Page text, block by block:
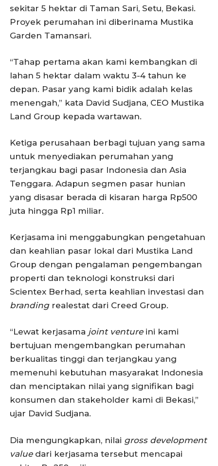
sekitar 5 hektar di Taman Sari, Setu, Bekasi.
Proyek perumahan ini diberinama Mustika
Garden Tamansari.
“Tahap pertama akan kami kembangkan di
lahan 5 hektar dalam waktu 3-4 tahun ke
depan. Pasar yang kami bidik adalah kelas
menengah,” kata David Sudjana, CEO Mustika
Land Group kepada wartawan.
Ketiga perusahaan berbagi tujuan yang sama
untuk menyediakan perumahan yang
terjangkau bagi pasar Indonesia dan Asia
Tenggara. Adapun segmen pasar hunian
yang disasar berada di kisaran harga Rp500
juta hingga Rp1 miliar.
Kerjasama ini menggabungkan pengetahuan
dan keahlian pasar lokal dari Mustika Land
Group dengan pengalaman pengembangan
properti dan teknologi konstruksi dari
Scientex Berhad, serta keahlian investasi dan
brandingrealestat dari Creed Group.
“Lewat kerjasama joint ventureini kami
bertujuan mengembangkan perumahan
berkualitas tinggi dan terjangkau yang
memenuhi kebutuhan masyarakat Indonesia
dan menciptakan nilai yang signifikan bagi
konsumen dan stakeholder kami di Bekasi,”
ujar David Sudjana.
Dia mengungkapkan, nilai gross development
valuedari kerjasama tersebut mencapai